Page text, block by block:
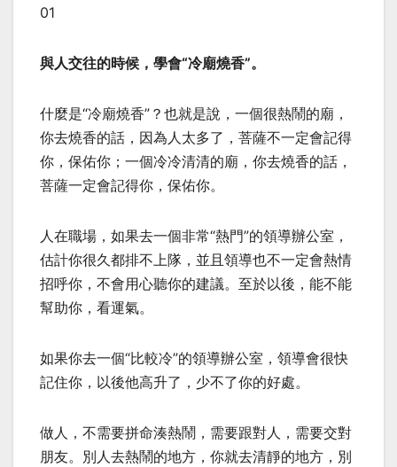
01
與人交往的時候，學會“冷廟燒香”。
什麼是“冷廟燒香”？也就是說，一個很熱鬧的廟，
你去燒香的話，因為人太多了，菩薩不一定會記得
你，保佑你；一個冷冷清清的廟，你去燒香的話，
菩薩一定會記得你，保佑你。
人在職場，如果去一個非常“熱門”的領導辦公室，
估計你很久都排不上隊，並且領導也不一定會熱情
招呼你，不會用心聽你的建議。至於以後，能不能
幫助你，看運氣。
如果你去一個“比較冷”的領導辦公室，領導會很快
記住你，以後他高升了，少不了你的好處。
做人，不需要拼命湊熱鬧，需要跟對人，需要交對
朋友。別人去熱鬧的地方，你就去清靜的地方，別